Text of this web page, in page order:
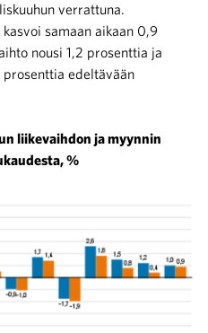
verrattuna.
samaan aikaan 0,9
nousi 1,2 prosenttia ja
edeltävään
liikevaihdon ja myynnin
%